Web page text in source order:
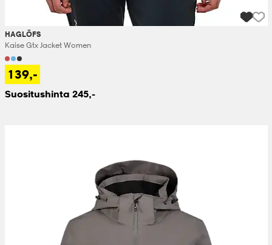
HAGLÖFS
Kaise Gtx Jacket Women
139,-
Suositushinta 245,-